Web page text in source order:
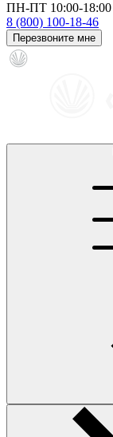
ПН-ПТ 10:00-18:00
8 (800) 100-18-46
Перезвоните мне